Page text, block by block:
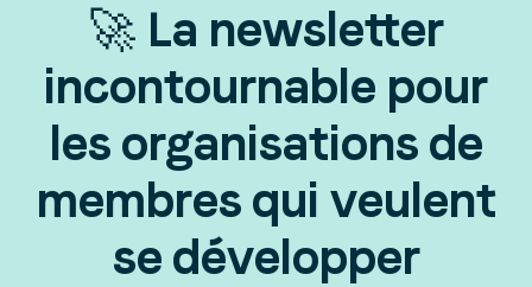
🚀 La newsletter
incontournable pour
les organisations de
membres qui veulent
se développer